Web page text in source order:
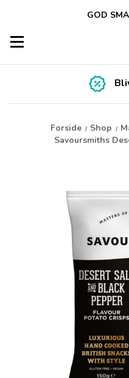
GOD
Toggle navigation
Forside / Shop /
Savoursmiths